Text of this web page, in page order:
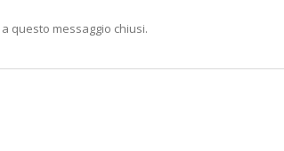
questo messaggio chiusi.